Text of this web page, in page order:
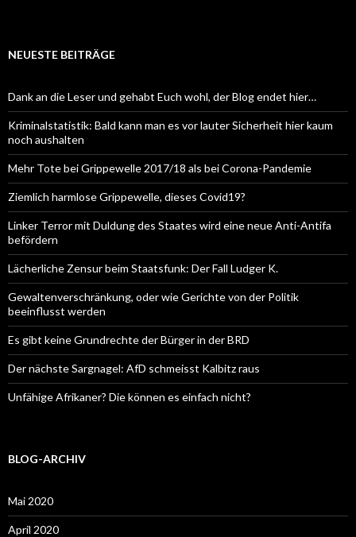
NEUESTE BEITRÄGE
Dank an die Leser und gehabt Euch wohl, der Blog endet hier…
Kriminalstatistik: Bald kann man es vor lauter Sicherheit hier kaum
noch aushalten
Mehr Tote bei Grippewelle 2017/18 als bei Corona-Pandemie
Ziemlich harmlose Grippewelle, dieses Covid19?
Linker Terror mit Duldung des Staates wird eine neue Anti-Antifa
befördern
Lächerliche Zensur beim Staatsfunk: Der Fall Ludger K.
Gewaltenverschränkung, oder wie Gerichte von der Politik
beeinflusst werden
Es gibt keine Grundrechte der Bürger in der BRD
Der nächste Sargnagel: AfD schmeisst Kalbitz raus
Unfähige Afrikaner? Die können es einfach nicht?
BLOG-ARCHIV
Mai 2020
April 2020